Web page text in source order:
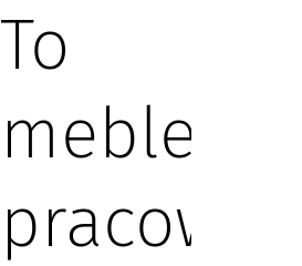
To
meble